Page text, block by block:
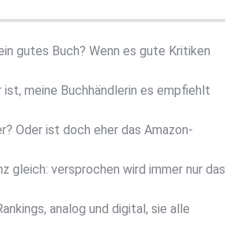
gutes Buch? Wenn es gute Kritiken
meine Buchhändlerin es empfiehlt
Oder ist doch eher das Amazon-
gleich: versprochen wird immer nur das
analog und digital, sie alle